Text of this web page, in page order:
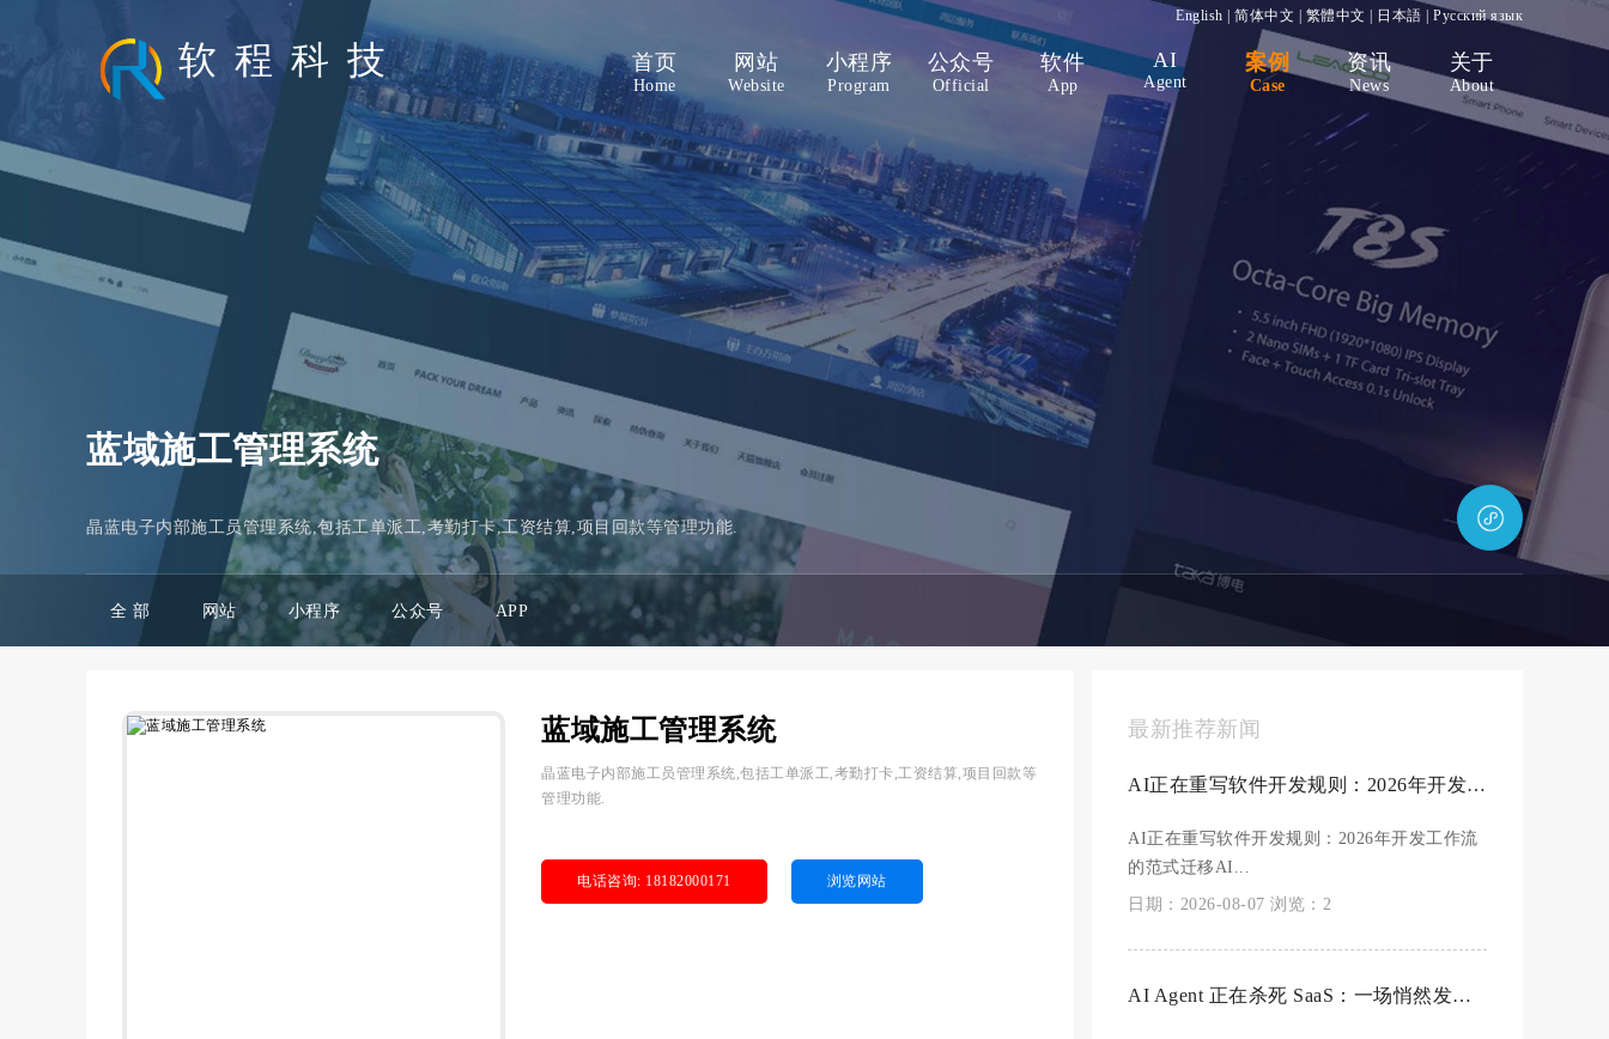
软 程 科 技
English 简体中文 繁體中文 日本語 Русский язык
首页
Home
网站
Website
小程序
Program
公众号
Official
软件
App
AI
Agent
案例
Case
资讯
News
关于
About
蓝域施工管理系统
晶蓝电子内部施工员管理系统,包括工单派工,考勤打卡,工资结算,项目回款等管理功能.
全 部 网站 小程序 公众号 APP
蓝域施工管理系统
晶蓝电子内部施工员管理系统,包括工单派工,考勤打卡,工资结算,项目回款等
管理功能.
电话咨询: 18182000171 浏览网站
最新推荐新闻
AI正在重写软件开发规则：2026年开发工作流的范式迁移
AI正在重写软件开发规则：2026年开发工作流
的范式迁移AI...
日期：2026-08-07 浏览：2
AI Agent 正在杀死 SaaS：一场悄然发生的软件架构革命